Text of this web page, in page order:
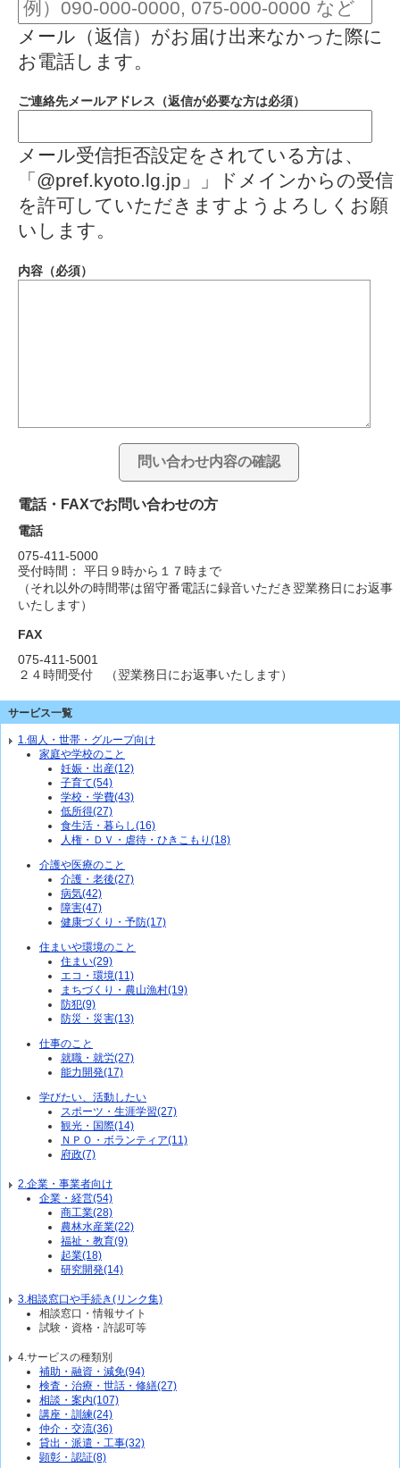
メール（返信）がお届け出来なかった際に
お電話します。
ご連絡先メールアドレス（返信が必要な方は必須）
メール受信拒否設定をされている方は、
「@pref.kyoto.lg.jp」」ドメインからの受信
を許可していただきますようよろしくお願
いします。
内容（必須）
電話・FAXでお問い合わせの方
電話
075-411-5000
受付時間： 平日９時から１７時まで
（それ以外の時間帯は留守番電話に録音いただき翌業務日にお返事
いたします）
FAX
075-411-5001
２４時間受付 （翌業務日にお返事いたします）
サービス一覧
1.個人・世帯・グループ向け
家庭や学校のこと
妊娠・出産(12)
子育て(54)
学校・学費(43)
低所得(27)
食生活・暮らし(16)
人権・ＤＶ・虐待・ひきこもり(18)
介護や医療のこと
介護・老後(27)
病気(42)
障害(47)
健康づくり・予防(17)
住まいや環境のこと
住まい(29)
エコ・環境(11)
まちづくり・農山漁村(19)
防犯(9)
防災・災害(13)
仕事のこと
就職・就労(27)
能力開発(17)
学びたい、活動したい
スポーツ・生涯学習(27)
観光・国際(14)
ＮＰＯ・ボランティア(11)
府政(7)
2.企業・事業者向け
企業・経営(54)
商工業(28)
農林水産業(22)
福祉・教育(9)
起業(18)
研究開発(14)
3.相談窓口や手続き(リンク集)
相談窓口・情報サイト
試験・資格・許認可等
4.サービスの種類別
補助・融資・減免(94)
検査・治療・世話・修繕(27)
相談・案内(107)
講座・訓練(24)
仲介・交流(36)
貸出・派遣・工事(32)
顕彰・認証(8)